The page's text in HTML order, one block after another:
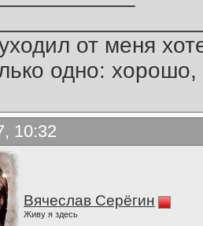
от меня
одно:
10:32
Вячеслав Серёгин
Живу я здесь